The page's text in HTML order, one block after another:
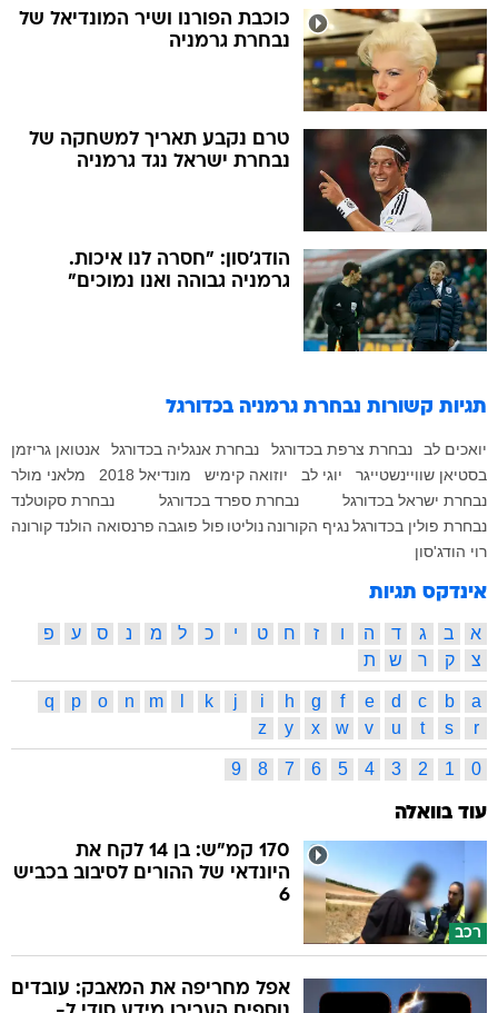
כוכבת הפורנו ושיר המונדיאל של
נבחרת גרמניה
טרם נקבע תאריך למשחקה של
נבחרת ישראל נגד גרמניה
הודג'סון: "חסרה לנו איכות.
גרמניה גבוהה ואנו נמוכים"
תגיות קשורות נבחרת גרמניה בכדורגל
יואכים לב נבחרת צרפת בכדורגל נבחרת אנגליה בכדורגל
אנטואן גריזמן
בסטיאן שוויינשטייגר
יוגי לב יוזואה קימיש מונדיאל 2018
מלאני מולר
נבחרת ישראל בכדורגל
נבחרת ספרד בכדורגל
נבחרת סקוטלנד
נבחרת פולין בכדורגלנגיף הקורונה נוליטו פול פוגבה פרנסואה הולנדקורונה
רוי הודג'סון
אינדקס תגיות
א ב ג ד ה ו ז ח ט י כ ל מ נ ס ע
פ
צ
ק ר ש ת
a
b
c
d
e
f
g
h
i
j
k
m
n
o
p
q
r
s
t
u
v
w
x
y
z
0
1
2
3
4
5
6
7
8
9
עוד בוואלה
רכב
170 קמ"ש: בן 14 לקח את
היונדאי של ההורים לסיבוב בכביש
6
אפל מחריפה את המאבק: עובדים